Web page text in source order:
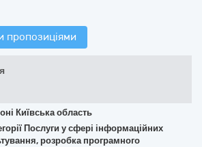
пропозиціями
Київська область
Послуги у сфері інформаційних
розробка програмного